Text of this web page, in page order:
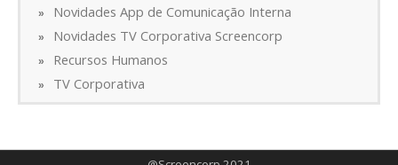
Novidades App de Comunicação Interna
Novidades TV Corporativa Screencorp
Recursos Humanos
TV Corporativa